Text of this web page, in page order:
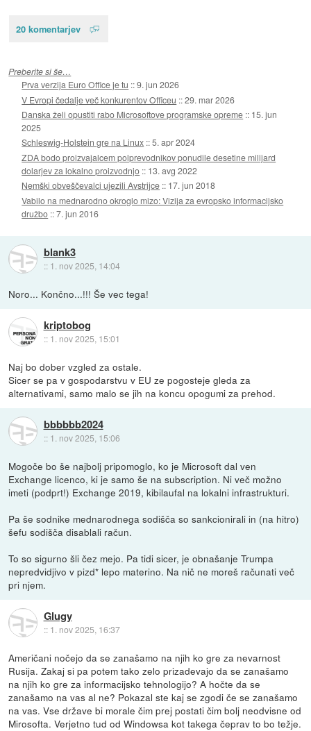
20 komentarjev
Preberite si še…
Prva verzija Euro Office je tu ::9. jun 2026
V Evropi čedalje več konkurentov Officeu ::29. mar 2026
Danska želi opustiti rabo Microsoftove programske opreme :: 15. jun
2025
Schleswig-Holstein gre na Linux ::5. apr 2024
ZDA bodo proizvajalcem polprevodnikov ponudile desetine milijard
dolarjev za lokalno proizvodnjo :: 13. avg 2022
Nemški obveščevalci ujezili Avstrijce :: 17. jun 2018
Vabilo na mednarodno okroglo mizo: Vizija za evropsko informacijsko
družbo ::7. jun 2016
blank3
:: 1. nov 2025, 14:04
Noro... Končno...!!! Še vec tega!
kriptobog
:: 1. nov 2025, 15:01
Naj bo dober vzgled za ostale.
Sicer se pa v gospodarstvu v EU ze pogosteje gleda za
alternativami, samo malo se jih na koncu opogumi za prehod.
bbbbbb2024
:: 1. nov 2025, 15:06
Mogoče bo še najbolj pripomoglo, ko je Microsoft dal ven
Exchange licenco, ki je samo še na subscription. Ni več možno
imeti (podprt!) Exchange 2019, kibilaufal na lokalni infrastrukturi.
Pa še sodnike mednarodnega sodišča so sankcionirali in (na hitro)
šefu sodišča disablali račun.
To so sigurno šli čez mejo. Pa tidi sicer, je obnašanje Trumpa
nepredvidjivo v pizd* lepo materino. Na nič ne moreš računati več
pri njem.
Glugy
:: 1. nov 2025, 16:37
Američani nočejo da se zanašamo na njih ko gre za nevarnost
Rusija. Zakaj si pa potem tako zelo prizadevajo da se zanašamo
na njih ko gre za informacijsko tehnologijo? A hočte da se
zanašamo na vas al ne? Pokazal ste kaj se zgodi če se zanašamo
na vas. Vse države bi morale čim prej postati čim bolj neodvisne od
Mirosofta. Verjetno tud od Windowsa kot takega čeprav to bo težje.